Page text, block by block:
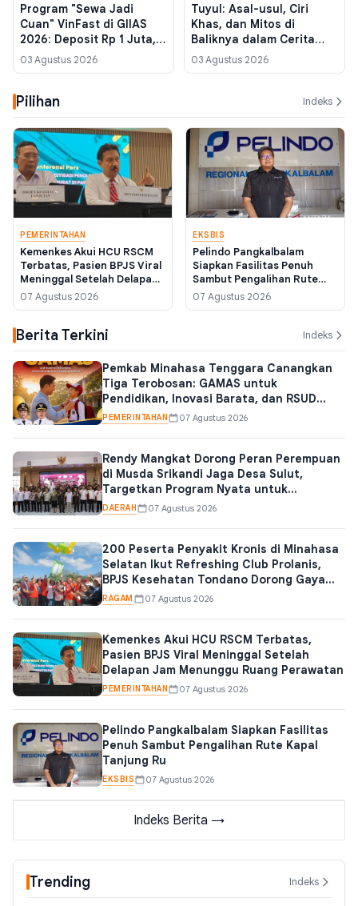
Program "Sewa Jadi
Cuan" VinFast di GIIAS
2026: Deposit Rp 1 Juta,
Mobil Listrik Bisa Jadi
Armada Online
03 Agustus 2026
Tuyul: Asal-usul, Ciri
Khas, dan Mitos di
Baliknya dalam Cerita
Rakyat Indonesia
03 Agustus 2026
Pilihan Indeks
PEMERINTAHAN
Kemenkes Akui HCU RSCM
Terbatas, Pasien BPJS Viral
Meninggal Setelah Delapan
Jam Menunggu Ruang
Perawatan
07 Agustus 2026
EKSBIS
Pelindo Pangkalbalam
Siapkan Fasilitas Penuh
Sambut Pengalihan Rute
Kapal Tanjung Ru
07 Agustus 2026
Berita Terkini Indeks
Pemkab Minahasa Tenggara Canangkan
Tiga Terobosan: GAMAS untuk
Pendidikan, Inovasi Barata, dan RSUD
Mitra Sehat Menuju Tipe C
PEMERINTAHAN 07 Agustus 2026
Rendy Mangkat Dorong Peran Perempuan
di Musda Srikandi Jaga Desa Sulut,
Targetkan Program Nyata untuk
Kemajuan Desa
DAERAH 07 Agustus 2026
200 Peserta Penyakit Kronis di Minahasa
Selatan Ikut Refreshing Club Prolanis,
BPJS Kesehatan Tondano Dorong Gaya
Hidup Sehat
RAGAM 07 Agustus 2026
Kemenkes Akui HCU RSCM Terbatas,
Pasien BPJS Viral Meninggal Setelah
Delapan Jam Menunggu Ruang Perawatan
PEMERINTAHAN 07 Agustus 2026
Pelindo Pangkalbalam Siapkan Fasilitas
Penuh Sambut Pengalihan Rute Kapal
Tanjung Ru
EKSBIS 07 Agustus 2026
Indeks Berita →
Trending Indeks